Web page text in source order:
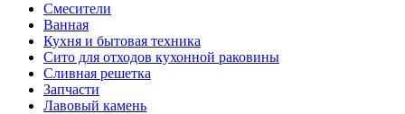
Смесители
Ванная
Кухня и бытовая техника
Сито для отходов кухонной раковины
Сливная решетка
Запчасти
Лавовый камень